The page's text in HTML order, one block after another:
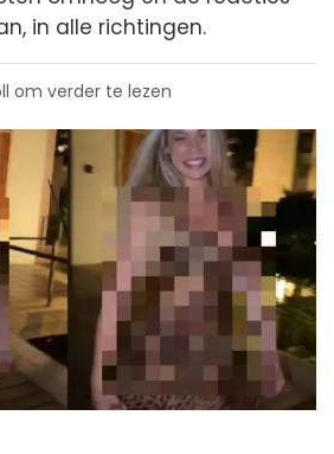
in alle richtingen.
om verder te lezen